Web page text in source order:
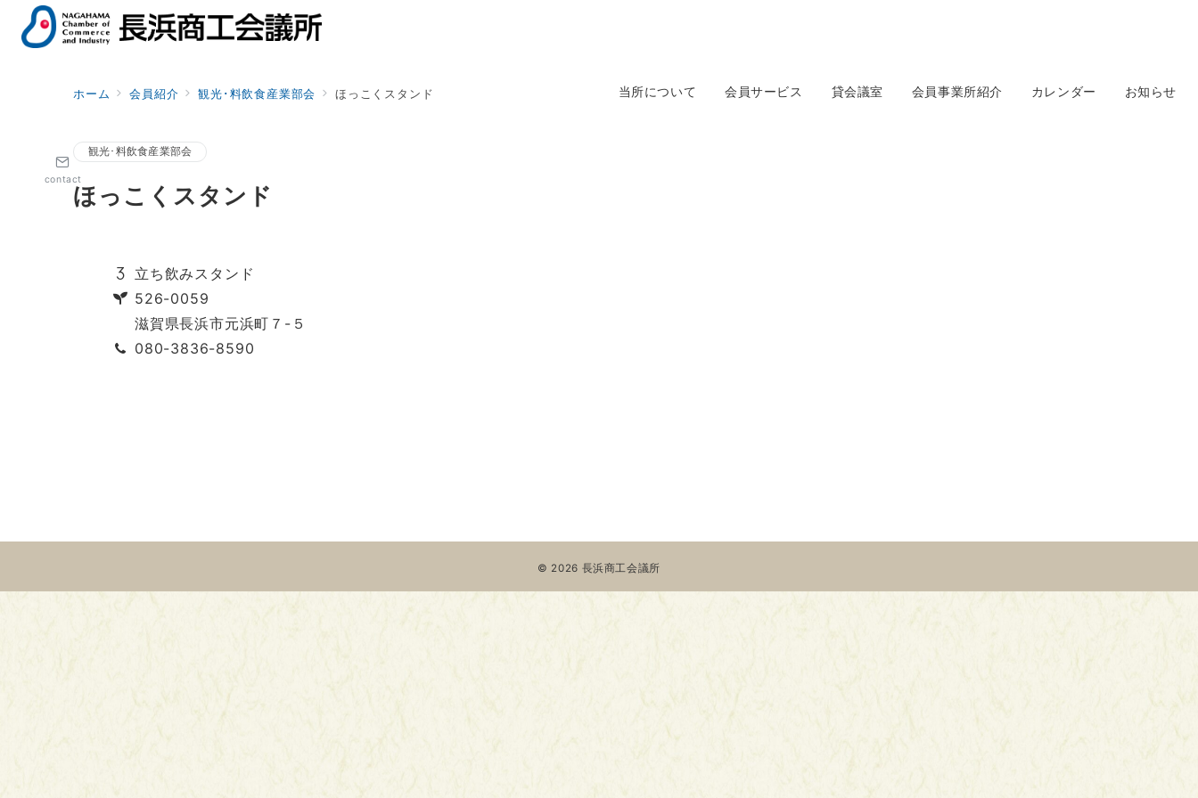
当所について 会員サービス 貸会議室 会員事業所紹介 カレンダー お知らせ
contact
ホーム 会員紹介 観光･料飲食産業部会 ほっこくスタンド
観光･料飲食産業部会
ほっこくスタンド
立ち飲みスタンド
526-0059
滋賀県長浜市元浜町７-５
080-3836-8590
© 2026 長浜商工会議所